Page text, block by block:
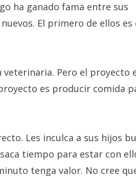
ha ganado fama entre sus
El primero de ellos es
Pero el proyecto
es producir comida
Les inculca a sus hijos
tiempo para estar con
tenga valor. No cree